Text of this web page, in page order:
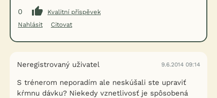
0
Kvalitní příspěvek
Nahlásit
Citovat
Neregistrovaný uživatel 9.6.2014 09:14
S trénerom neporadím ale neskúšali ste upraviť
kŕmnu dávku? Niekedy vznetlivosť je spôsobená